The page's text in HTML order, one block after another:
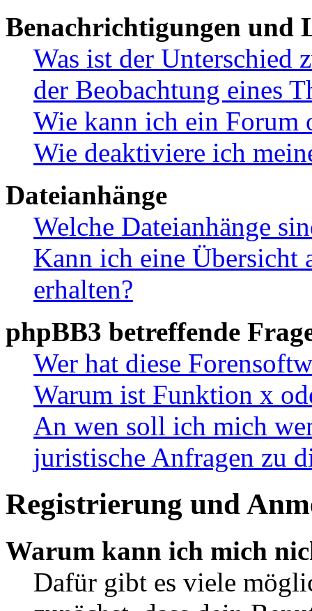
Benachrichtigungen und
Was ist der Unterschied
der Beobachtung eines
Wie kann ich ein Forum
Wie deaktiviere ich
Dateianhänge
Welche Dateianhänge
Kann ich eine Übersicht
erhalten?
phpBB3 betreffende
Wer hat diese
Warum ist Funktion x
An wen soll ich mich
juristische Anfragen zu
Registrierung und
Warum kann ich mich
Dafür gibt es viele